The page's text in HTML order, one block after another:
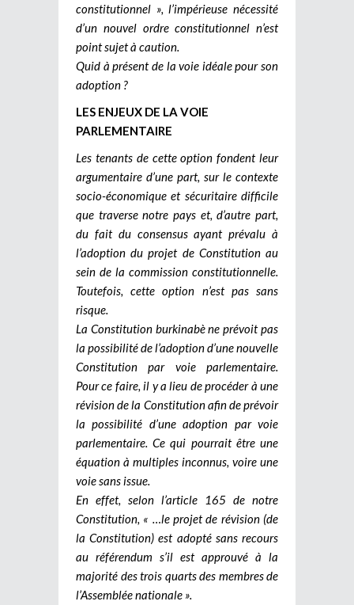
constitutionnel », l’impérieuse nécessité
d’un nouvel ordre constitutionnel n’est
point sujet à caution.
Quid à présent de la voie idéale pour son
adoption ?
LES ENJEUX DE LA VOIE
PARLEMENTAIRE
Les tenants de cette option fondent leur
argumentaire d’une part, sur le contexte
socio-économique et sécuritaire difficile
que traverse notre pays et, d’autre part,
du fait du consensus ayant prévalu à
l’adoption du projet de Constitution au
sein de la commission constitutionnelle.
Toutefois, cette option n’est pas sans
risque.
La Constitution burkinabè ne prévoit pas
la possibilité de l’adoption d’une nouvelle
Constitution par voie parlementaire.
Pour ce faire, il y a lieu de procéder à une
révision de la Constitution afin de prévoir
la possibilité d’une adoption par voie
parlementaire. Ce qui pourrait être une
équation à multiples inconnus, voire une
voie sans issue.
En effet, selon l’article 165 de notre
Constitution, « …le projet de révision (de
la Constitution) est adopté sans recours
au référendum s’il est approuvé à la
majorité des trois quarts des membres de
l’Assemblée nationale ».